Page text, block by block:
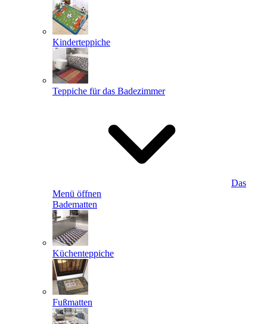
Kinderteppiche
Teppiche für das Badezimmer
Das
Menü öffnen
Badematten
Küchenteppiche
Fußmatten